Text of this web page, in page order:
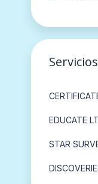
Servicios
EDUCATE
STAR